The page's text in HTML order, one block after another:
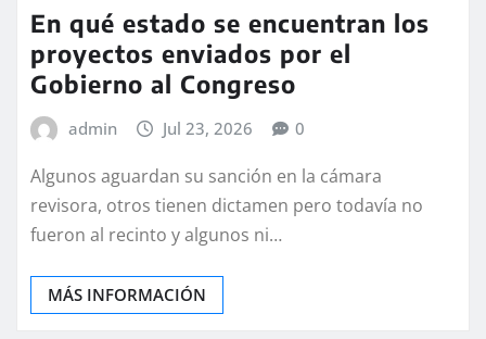
En qué estado se encuentran los
proyectos enviados por el
Gobierno al Congreso
admin Jul 23, 2026 0
Algunos aguardan su sanción en la cámara
revisora, otros tienen dictamen pero todavía no
fueron al recinto y algunos ni…
MÁS INFORMACIÓN